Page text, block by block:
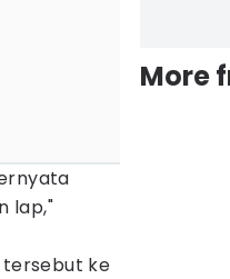
lap,"
ke
More